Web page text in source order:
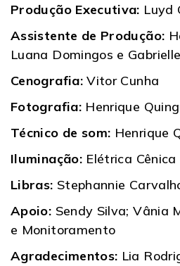
Produção Executiva: Luyd
Assistente de Produção:
Luana Domingos e
Cenografia:Vitor Cunha
Fotografia: Henrique
Técnico de som: Henrique
Iluminação: Elétrica Cênica
Libras: Stephannie
Apoio: Sendy Silva; Vânia
e Monitoramento
Agradecimentos: Lia